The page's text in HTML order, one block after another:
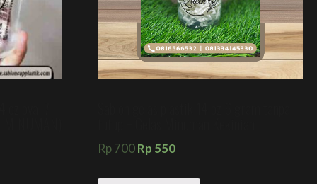
Rp700Rp 550